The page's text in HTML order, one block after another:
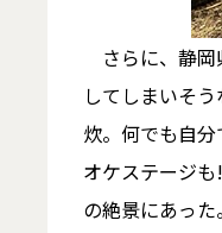
さらに、静岡
してしまいそ
炊。何でも自
オケステージ
の絶景にあった。